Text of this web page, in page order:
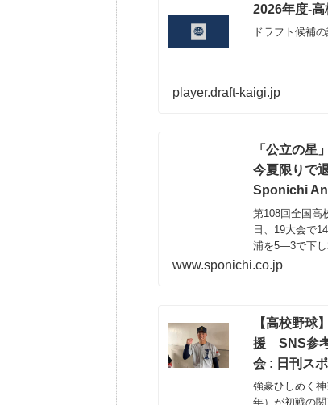
2026年度-
ドラフト候補
player.draft-kaigi.jp
「公立の星
今夏限りで
Sponichi
第108回全国高
日、19大会で
浦を5―3で下し
www.sponichi.co.jp
【高校野球
援 SNS参考
会 : 日刊ス
強豪ひしめく
年）が初戦の